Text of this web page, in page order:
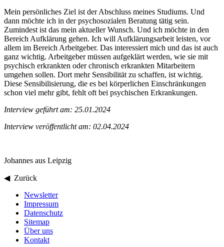
Mein persönliches Ziel ist der Abschluss meines Studiums. Und
dann möchte ich in der psychosozialen Beratung tätig sein.
Zumindest ist das mein aktueller Wunsch. Und ich möchte in den
Bereich Aufklärung gehen. Ich will Aufklärungsarbeit leisten, vor
allem im Bereich Arbeitgeber. Das interessiert mich und das ist auch
ganz wichtig. Arbeitgeber müssen aufgeklärt werden, wie sie mit
psychisch erkrankten oder chronisch erkrankten Mitarbeitern
umgehen sollen. Dort mehr Sensibilität zu schaffen, ist wichtig.
Diese Sensibilisierung, die es bei körperlichen Einschränkungen
schon viel mehr gibt, fehlt oft bei psychischen Erkrankungen.
Interview geführt am: 25.01.2024
Interview veröffentlicht am: 02.04.2024
Johannes aus Leipzig
◀ Zurück
Newsletter
Impressum
Datenschutz
Sitemap
Über uns
Kontakt